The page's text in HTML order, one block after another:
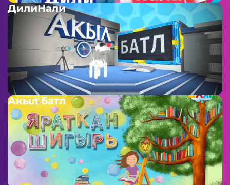
ДилиНали
Акыл батл